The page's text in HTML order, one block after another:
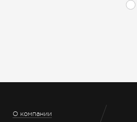
О компании